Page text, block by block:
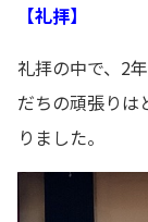
【礼拝】
礼拝の中で、2
だちの頑張りは
りました。